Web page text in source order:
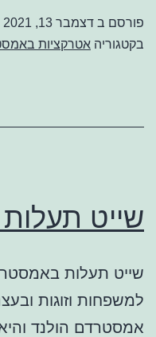
פורסם ב דצמבר 13, 2021
בקטגוריה אטרקציות
שייט
שייט תעלות
למשפחות וזוגות
אמסטרדם הולנד